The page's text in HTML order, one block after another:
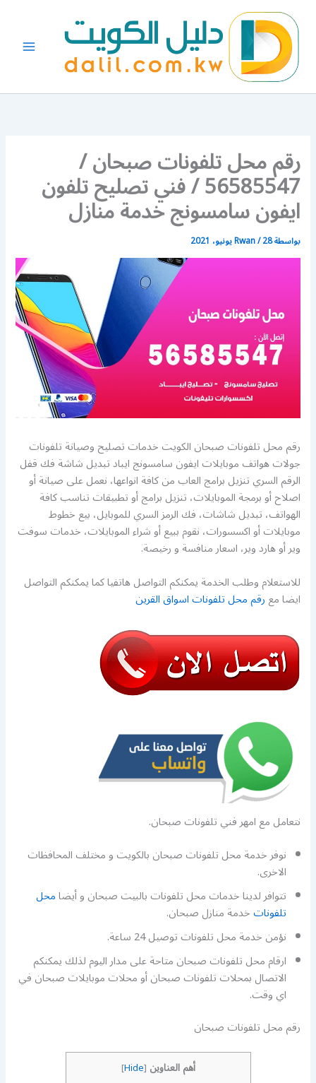
المحتوى
رقم محل تلفونات صبحان /
56585547 / فني تصليح تلفون
ايفون سامسونج خدمة منازل
بواسطة Rwan/28 يونيو، 2021
رقم محل تلفونات صبحان الكويت خدمات تصليح وصيانة تلفونات
جولات هواتف موبايلات ايفون سامسونج ايباد تبديل شاشة فك قفل
الرقم السري تنزيل برامج العاب من كافة انواعها، نعمل على صيانة أو
اصلاح أو برمجة الموبايلات، تنزيل برامج أو تطبيقات تناسب كافة
الهواتف، تبديل شاشات، فك الرمز السري للموبايل، بيع خطوط
موبايلات أو اكسسورات، نقوم ببيع أو شراء الموبايلات، خدمات سوفت
وير أو هارد وير، اسعار منافسة و رخيصة.
للاستعلام وطلب الخدمة يمكنكم التواصل هاتفيا كما يمكنكم التواصل
ايضا معرقم محل تلفونات اسواق القرين
نتعامل مع امهر فني تلفونات صبحان.
نوفر خدمة محل تلفونات صبحان بالكويت و مختلف المحافظات
الاخرى.
تتوافر لدينا خدمات محل تلفونات بالبيت صبحان و أيضامحل
تلفوناتخدمة منازل صبحان.
نؤمن خدمة محل تلفونات توصيل 24 ساعة.
ارقام محل تلفونات صبحان متاحة على مدار اليوم لذلك يمكنكم
الاتصال بمحلات تلفونات صبحان أو محلات موبايلات صبحان في
اي وقت.
رقم محل تلفونات صبحان
أهم العناوين [
Hide
]